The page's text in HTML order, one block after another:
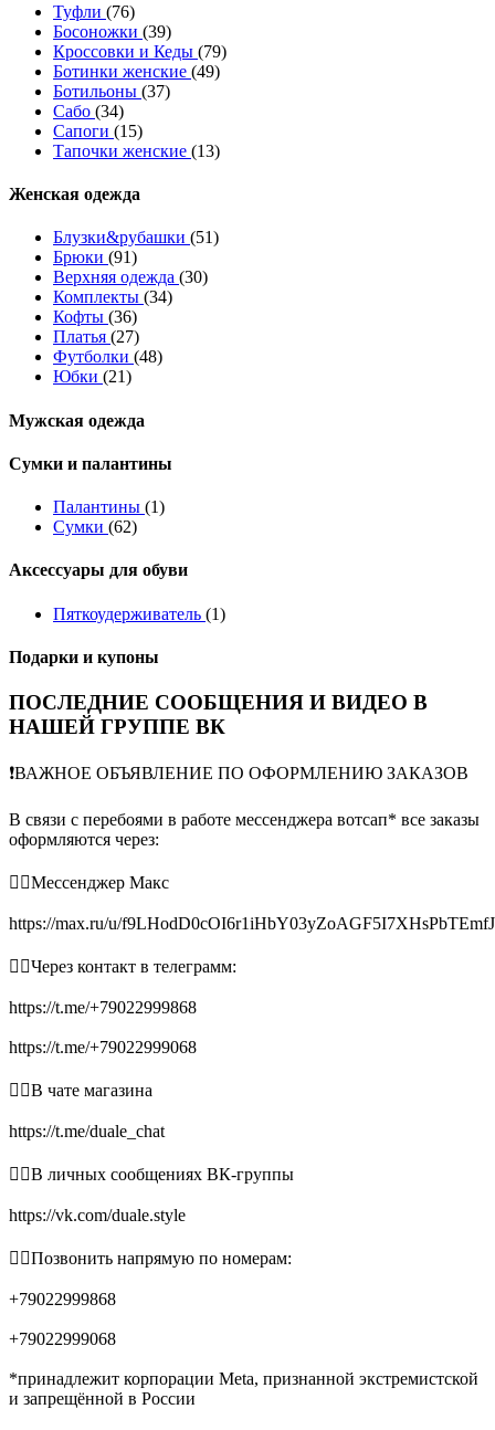
Туфли (76)
Босоножки (39)
Кроссовки и Кеды (79)
Ботинки женские (49)
Ботильоны (37)
Сабо (34)
Сапоги (15)
Тапочки женские (13)
Женская одежда
Блузки&рубашки (51)
Брюки (91)
Верхняя одежда (30)
Комплекты (34)
Кофты (36)
Платья (27)
Футболки (48)
Юбки (21)
Мужская одежда
Сумки и палантины
Палантины (1)
Сумки (62)
Аксессуары для обуви
Пяткоудерживатель (1)
Подарки и купоны
ПОСЛЕДНИЕ СООБЩЕНИЯ И ВИДЕО В
НАШЕЙ ГРУППЕ ВК
❗️ВАЖНОЕ ОБЪЯВЛЕНИЕ ПО ОФОРМЛЕНИЮ ЗАКАЗОВ
В связи с перебоями в работе мессенджера вотсап* все заказы
оформляются через:
👉🏻Мессенджер Макс
https://max.ru/u/
👉🏻Через контакт в телеграмм:
https://t.me/+79022999868
https://t.me/+79022999068
👉🏻В чате магазина
https://t.me/duale_chat
👉🏻В личных сообщениях ВК-группы
https://vk.com/duale.style
👉🏻Позвонить напрямую по номерам:
+79022999868
+79022999068
*принадлежит корпорации Meta, признанной экстремистской
и запрещённой в России